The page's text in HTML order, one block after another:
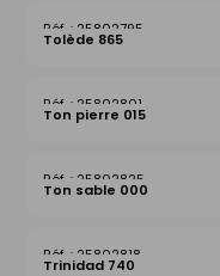
25802795
Tolède 865
25802801
Ton pierre 015
25802825
Ton sable 000
25802818
Trinidad 740